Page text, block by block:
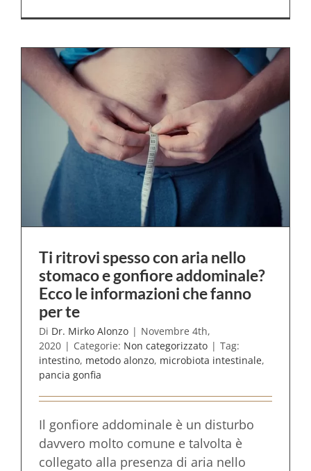
Ti ritrovi spesso con aria nello
stomaco e gonfiore addominale?
Ecco le informazioni che fanno
per te
Di Dr. Mirko Alonzo | Novembre 4th,
2020 | Categorie: Non categorizzato | Tag:
intestino, metodo alonzo, microbiota intestinale,
pancia gonfia
Il gonfiore addominale è un disturbo
davvero molto comune e talvolta è
collegato alla presenza di aria nello